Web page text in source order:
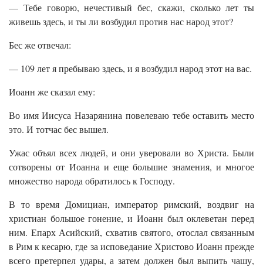
— Тебе говорю, нечестивый бес, скажи, сколько лет ты
живешь здесь, и ты ли возбудил против нас народ этот?
Бес же отвечал:
— 109 лет я пребываю здесь, и я возбудил народ этот на вас.
Иоанн же сказал ему:
Во имя Иисуса Назарянина повелеваю тебе оставить место
это. И тотчас бес вышел.
Ужас объял всех людей, и они уверовали во Христа. Были
сотворены от Иоанна и еще большие знамения, и многое
множество народа обратилось к Господу.
В то время Домициан, император римский, воздвиг на
христиан большое гонение, и Иоанн был оклеветан перед
ним. Епарх Асийский, схватив святого, отослал связанным
в Рим к кесарю, где за исповедание Христово Иоанн прежде
всего претерпел удары, а затем должен был выпить чашу,